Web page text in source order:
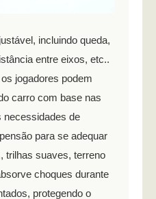
incluindo queda,
entre eixos, etc..
jogadores podem
carro com base nas
necessidades de
para se adequar
trilhas suaves, terreno
choques durante
protegendo o